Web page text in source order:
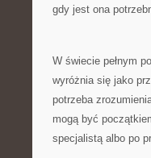
gdy jest ona
W świecie pełnym
wyróżnia się jako
potrzeba
mogą być
specjalistą albo po